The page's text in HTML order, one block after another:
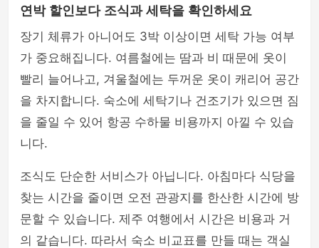
연박 할인보다 조식과 세탁을 확인하세요
장기 체류가 아니어도 3박 이상이면 세탁 가능 여부
가 중요해집니다. 여름철에는 땀과 비 때문에 옷이
빨리 늘어나고, 겨울철에는 두꺼운 옷이 캐리어 공간
을 차지합니다. 숙소에 세탁기나 건조기가 있으면 짐
을 줄일 수 있어 항공 수하물 비용까지 아낄 수 있습
니다.
조식도 단순한 서비스가 아닙니다. 아침마다 식당을
찾는 시간을 줄이면 오전 관광지를 한산한 시간에 방
문할 수 있습니다. 제주 여행에서 시간은 비용과 거
의 같습니다. 따라서 숙소 비교표를 만들 때는 객실